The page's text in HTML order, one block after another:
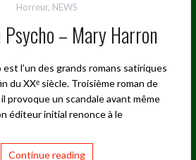
Horreur, NEWS
– Mary Harron
l’un des grands romans satiriques
du XXᵉ siècle. Troisième roman de
provoque un scandale avant même
éditeur initial renonce à le
Continue reading